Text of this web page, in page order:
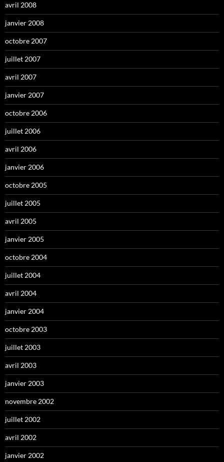
avril 2008
janvier 2008
octobre 2007
juillet 2007
avril 2007
janvier 2007
octobre 2006
juillet 2006
avril 2006
janvier 2006
octobre 2005
juillet 2005
avril 2005
janvier 2005
octobre 2004
juillet 2004
avril 2004
janvier 2004
octobre 2003
juillet 2003
avril 2003
janvier 2003
novembre 2002
juillet 2002
avril 2002
janvier 2002